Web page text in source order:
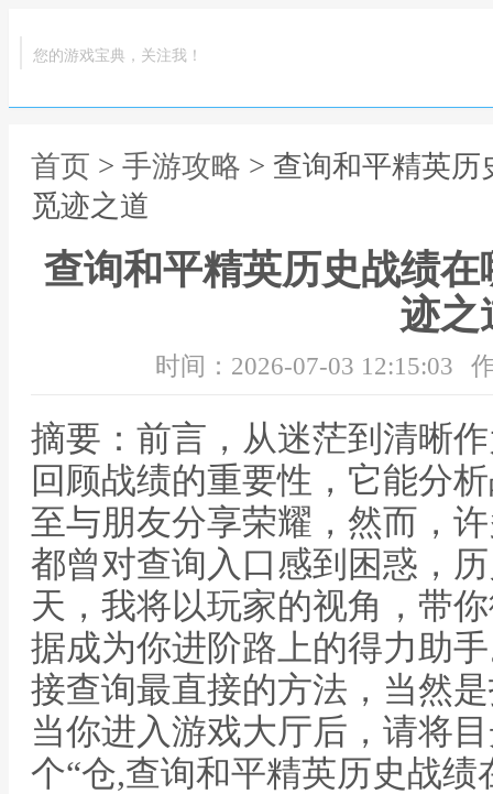
您的游戏宝典，关注我！
首页 > 手游攻略 > 查询和平精英
觅迹之道
查询和平精英历史战绩
迹之
时间：2026-07-03 12:15:03
摘要：前言，从迷茫到清晰
回顾战绩的重要性，它能分
至与朋友分享荣耀，然而，
都曾对查询入口感到困惑，
天，我将以玩家的视角，带
据成为你进阶路上的得力助
接查询最直接的方法，当然
当你进入游戏大厅后，请将
个“仓,查询和平精英历史战